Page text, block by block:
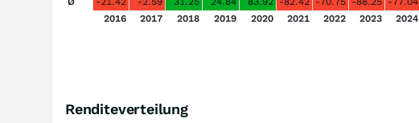
2016
2017 2018 2019 2020 2021 2022 2023 2024
Renditeverteilung